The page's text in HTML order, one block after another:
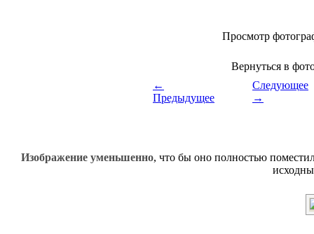
Просмотр
Вернуться в
←
Предыдущее
Следующее
→
Изображение уменьшенно, что бы оно полностью